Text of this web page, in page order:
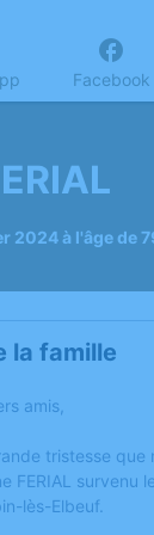
Facebook
2024 à l'âge de
la famille
amis,
tristesse que
FERIAL survenu
lès-Elbeuf.